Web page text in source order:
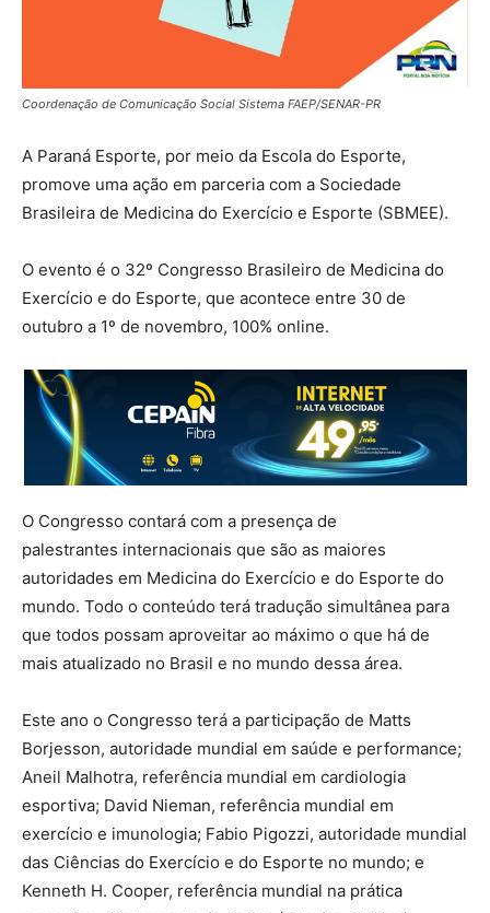
Coordenação de Comunicação Social Sistema FAEP/SENAR-PR
A Paraná Esporte, por meio da Escola do Esporte,
promove uma ação em parceria com a Sociedade
Brasileira de Medicina do Exercício e Esporte (SBMEE).
O evento é o 32º Congresso Brasileiro de Medicina do
Exercício e do Esporte, que acontece entre 30 de
outubro a 1º de novembro, 100% online.
O Congresso contará com a presença de
palestrantes internacionais que são as maiores
autoridades em Medicina do Exercício e do Esporte do
mundo. Todo o conteúdo terá tradução simultânea para
que todos possam aproveitar ao máximo o que há de
mais atualizado no Brasil e no mundo dessa área.
Este ano o Congresso terá a participação de Matts
Borjesson, autoridade mundial em saúde e performance;
Aneil Malhotra, referência mundial em cardiologia
esportiva; David Nieman, referência mundial em
exercício e imunologia; Fabio Pigozzi, autoridade mundial
das Ciências do Exercício e do Esporte no mundo; e
Kenneth H. Cooper, referência mundial na prática